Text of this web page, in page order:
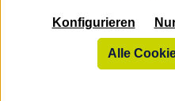
Konfigurieren
Alle